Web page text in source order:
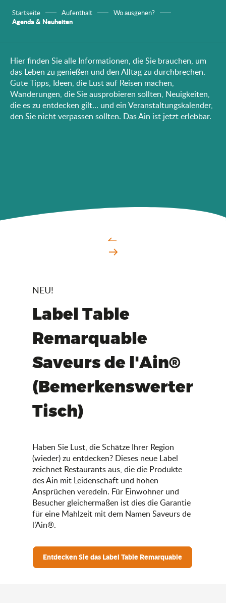
Startseite Aufenthalt Wo ausgehen?
Agenda & Neuheiten
Hier finden Sie alle Informationen, die Sie brauchen, um
das Leben zu genießen und den Alltag zu durchbrechen.
Gute Tipps, Ideen, die Lust auf Reisen machen,
Wanderungen, die Sie ausprobieren sollten, Neuigkeiten,
die es zu entdecken gilt… und ein Veranstaltungskalender,
den Sie nicht verpassen sollten. Das Ain ist jetzt erlebbar.
NEU!
Label Table
Remarquable
Saveurs de l'Ain®
(Bemerkenswerter
Tisch)
Haben Sie Lust, die Schätze Ihrer Region
(wieder) zu entdecken? Dieses neue Label
zeichnet Restaurants aus, die die Produkte
des Ain mit Leidenschaft und hohen
Ansprüchen veredeln. Für Einwohner und
Besucher gleichermaßen ist dies die Garantie
für eine Mahlzeit mit dem Namen Saveurs de
l’Ain®.
Entdecken Sie das Label Table Remarquable